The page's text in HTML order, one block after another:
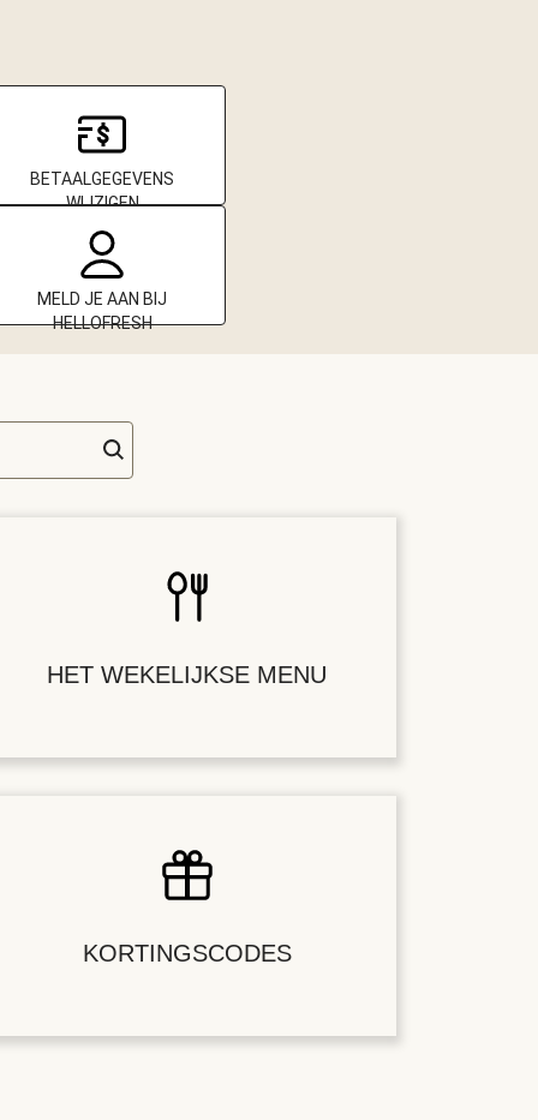
BETAALGEGEVENS
WIJZIGEN
MELD JE AAN BIJ
HELLOFRESH
HET WEKELIJKSE MENU
KORTINGSCODES